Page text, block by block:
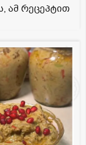
ამ რეცეპტით